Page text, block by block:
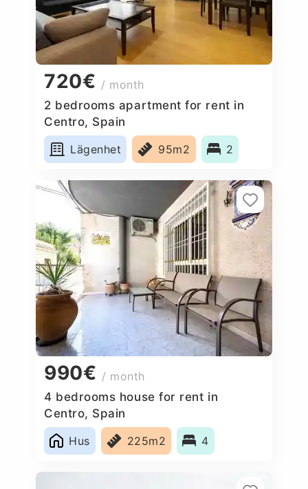
720€ / month
2 bedrooms apartment for rent in
Centro, Spain
Lägenhet
95m2 2
990€ / month
4 bedrooms house for rent in
Centro, Spain
Hus
225m2 4